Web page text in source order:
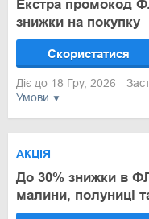
Умови
Екстра промокод
знижки на покупку
Скористатися
Діє до 18 Гру, 2026
АКЦІЯ
До 30% знижки в
малини, полуниці